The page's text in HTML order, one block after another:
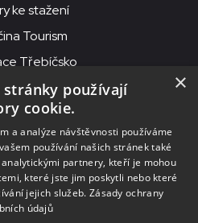
ke stažení
Tourism
Třebíčsko
Mor. Budějovice
Purcnerova 62, 676 02
Budějovice
ID datové schránky: chjn2kd
×
stránky používají
cookie.
a analýze návštěvnosti používáme
používání našich stránek také
partnery, kteří je mohou
které jste jim poskytli nebo které
jejich služeb. Zásady ochrany
údajů